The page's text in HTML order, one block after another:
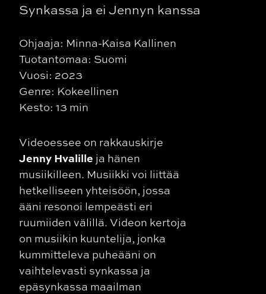
Synkassa ja ei Jennyn kanssa
Ohjaaja: Minna-Kaisa Kallinen
Tuotantomaa: Suomi
Vuosi: 2023
Genre: Kokeellinen
Kesto: 13 min
Videoessee on rakkauskirje
Jenny Hvalille ja hänen
musiikilleen. Musiikki voi liittää
hetkelliseen yhteisöön, jossa
ääni resonoi lempeästi eri
ruumiiden välillä. Videon kertoja
on musiikin kuuntelija, jonka
kummitteleva puheääni on
vaihtelevasti synkassa ja
epäsynkassa maailman